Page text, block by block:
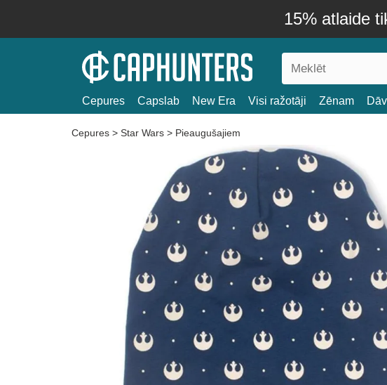
15% atlaide
Cepures Capslab New Era Visi ražotāji Zēnam
Cepures > Star Wars > Pieaugušajiem